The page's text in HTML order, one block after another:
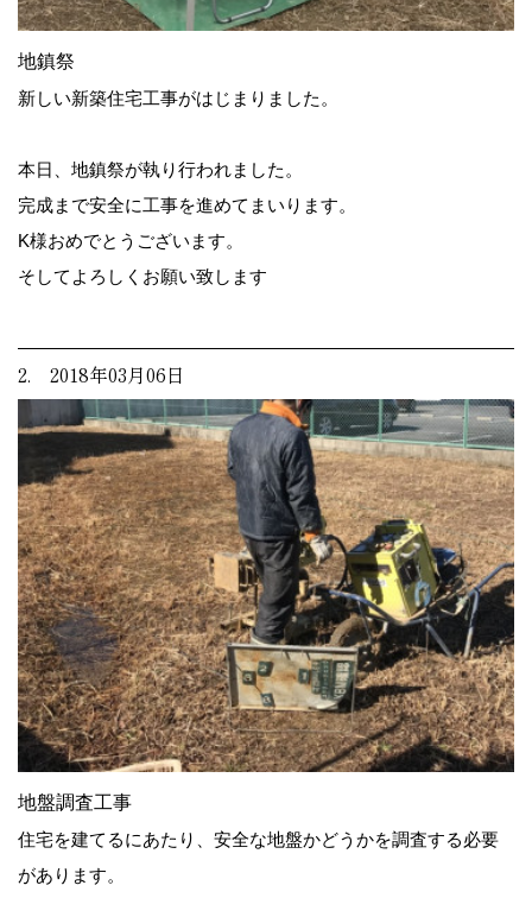
地鎮祭
新しい新築住宅工事がはじまりました。
本日、地鎮祭が執り行われました。
完成まで安全に工事を進めてまいります。
K様おめでとうございます。
そしてよろしくお願い致します
2. 2018年03月06日
地盤調査工事
住宅を建てるにあたり、安全な地盤かどうかを調査する必要
があります。